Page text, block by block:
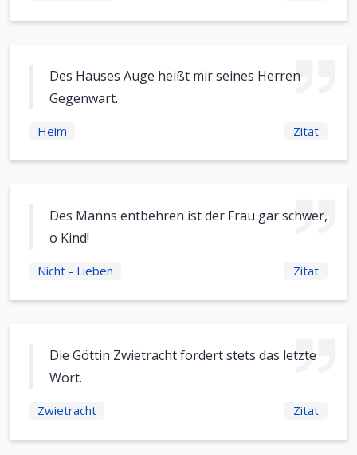
Des Hauses Auge heißt mir seines Herren
Gegenwart.
Heim Zitat
Des Manns entbehren ist der Frau gar schwer,
o Kind!
Nicht - Lieben Zitat
Die Göttin Zwietracht fordert stets das letzte
Wort.
Zwietracht Zitat